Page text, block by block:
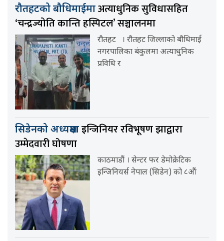
रौतहटको बौधिमाईमाअत्याधुनिक सुविधासहित
‘चन्द्रज्योति कान्ति हस्पिटल’ सञ्चालनमा
रौतहट । रौतहट जिल्लाको बौधिमाई
नगरपालिका बंकुलमा अत्याधुनिक
प्रविधि र
सिडेनको अध्यक्षमाइन्जिनियर रविभूषण झाद्वारा
उम्मेदवारी घोषणा
काठमाडौं । सेन्टर फर डेमोक्रेटिक
इन्जिनियर्स नेपाल (सिडेन) को ८औं